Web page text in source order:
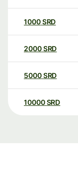
1000SRD
2000SRD
5000SRD
10000 SRD